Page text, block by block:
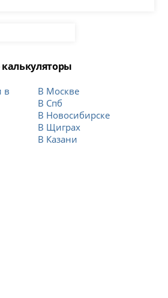
в
В Москве
В Спб
В Новосибирске
В Щиграх
В Казани